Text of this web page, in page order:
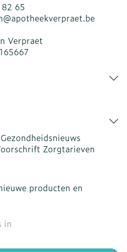
65
apotheekverpraet.be
Verpraet
Gezondheidsnieuws
Zorgtarieven
producten en